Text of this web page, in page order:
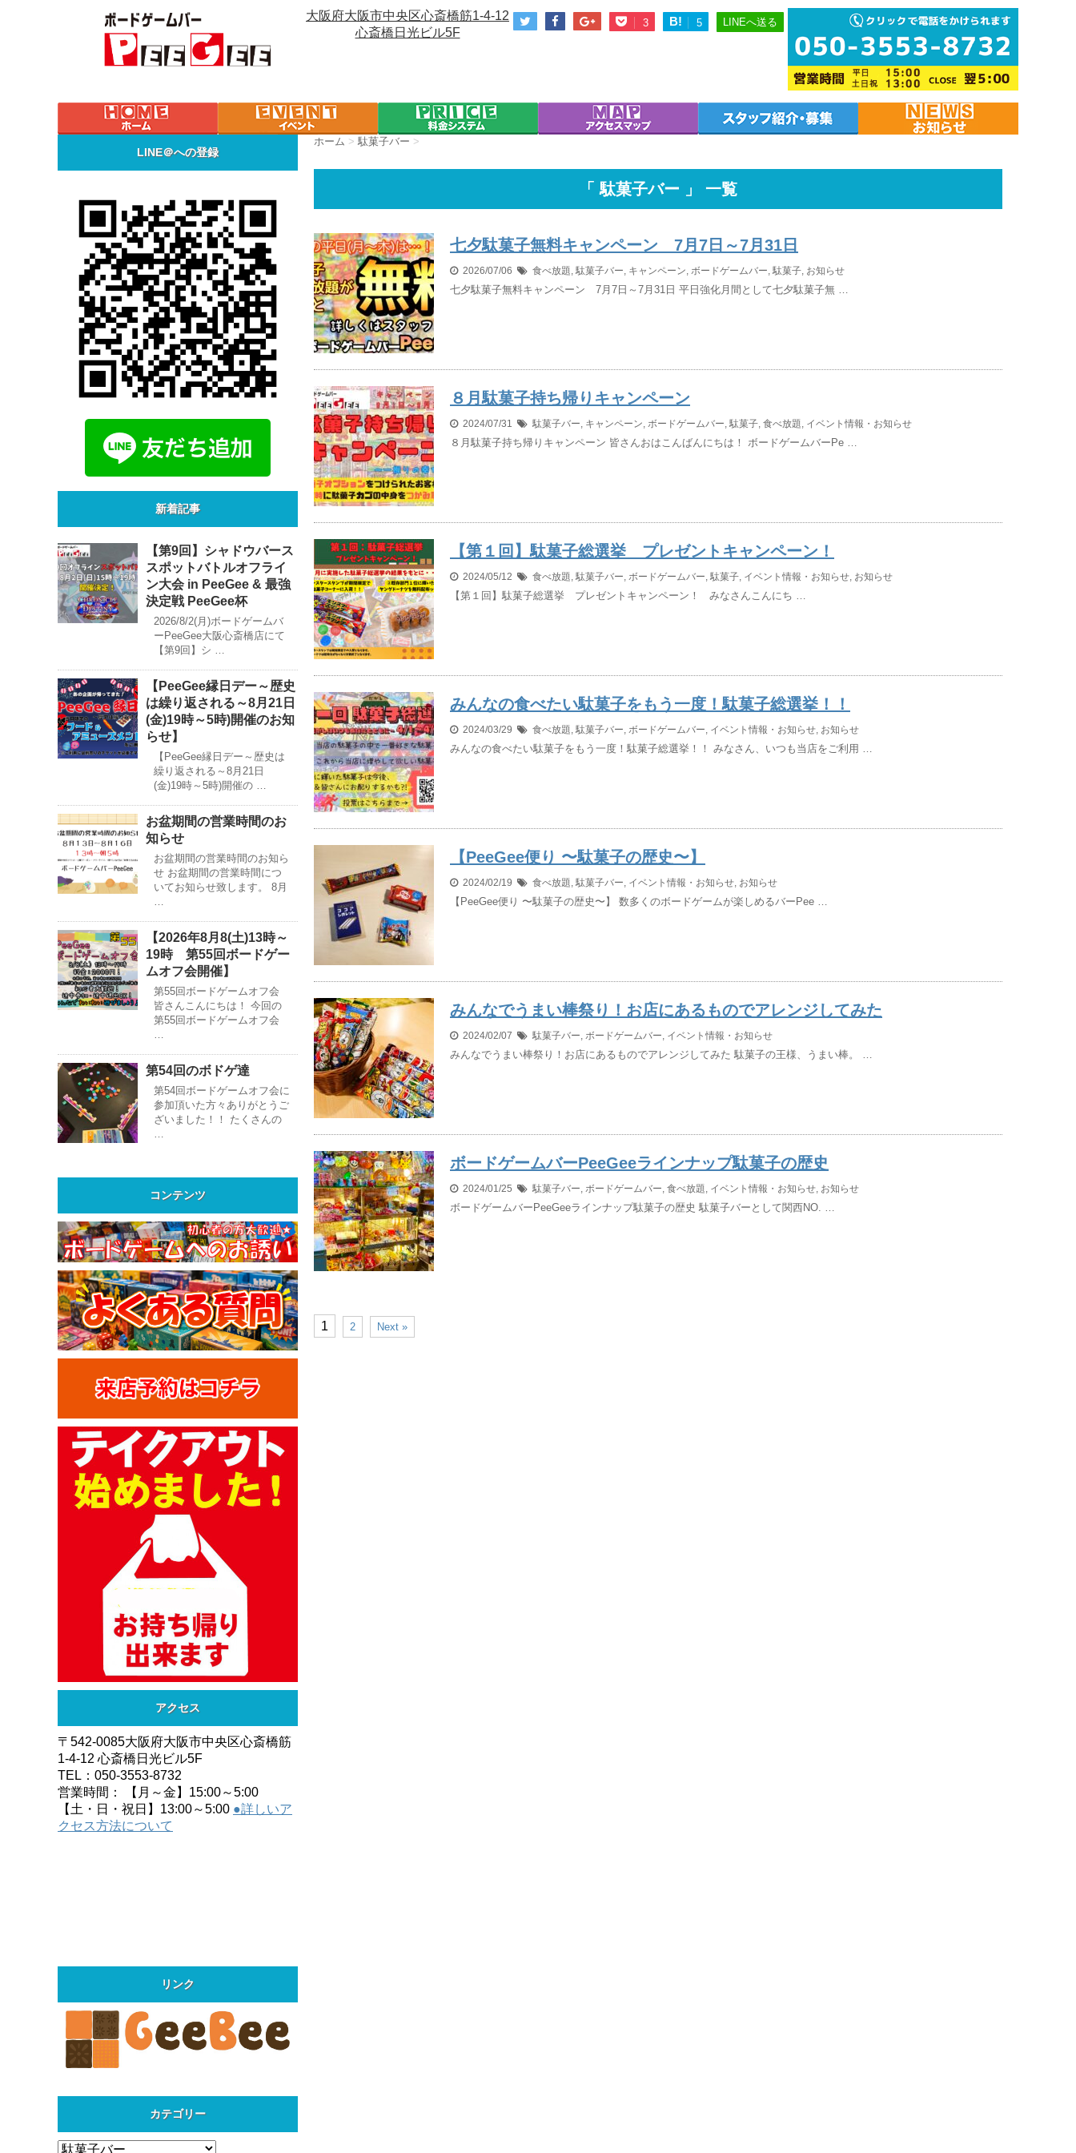
大阪府大阪市中央区心斎橋筋1-4-12
心斎橋日光ビル5F
3 B! 5 LINEへ送る
ホーム > 駄菓子バー >
「 駄菓子バー 」 一覧
七夕駄菓子無料キャンペーン 7月7日～7月31日
2026/07/06 食べ放題, 駄菓子バー, キャンペーン, ボードゲームバー, 駄菓子, お知らせ
七夕駄菓子無料キャンペーン 7月7日～7月31日 平日強化月間として七夕駄菓子無 …
８月駄菓子持ち帰りキャンペーン
2024/07/31 駄菓子バー, キャンペーン, ボードゲームバー, 駄菓子, 食べ放題, イベント情報・お知らせ
８月駄菓子持ち帰りキャンペーン 皆さんおはこんばんにちは！ ボードゲームバーPe …
【第１回】駄菓子総選挙 プレゼントキャンペーン！
2024/05/12 食べ放題, 駄菓子バー, ボードゲームバー, 駄菓子, イベント情報・お知らせ, お知らせ
【第１回】駄菓子総選挙 プレゼントキャンペーン！ みなさんこんにち …
みんなの食べたい駄菓子をもう一度！駄菓子総選挙！！
2024/03/29 食べ放題, 駄菓子バー, ボードゲームバー, イベント情報・お知らせ, お知らせ
みんなの食べたい駄菓子をもう一度！駄菓子総選挙！！ みなさん、いつも当店をご利用 …
【PeeGee便り 〜駄菓子の歴史〜】
2024/02/19 食べ放題, 駄菓子バー, イベント情報・お知らせ, お知らせ
【PeeGee便り 〜駄菓子の歴史〜】 数多くのボードゲームが楽しめるバーPee …
みんなでうまい棒祭り！お店にあるものでアレンジしてみた
2024/02/07 駄菓子バー, ボードゲームバー, イベント情報・お知らせ
みんなでうまい棒祭り！お店にあるものでアレンジしてみた 駄菓子の王様、うまい棒。 …
ボードゲームバーPeeGeeラインナップ駄菓子の歴史
2024/01/25 駄菓子バー, ボードゲームバー, 食べ放題, イベント情報・お知らせ, お知らせ
ボードゲームバーPeeGeeラインナップ駄菓子の歴史 駄菓子バーとして関西NO. …
1 2 Next »
LINE＠への登録
新着記事
【第9回】シャドウバース
スポットバトルオフライ
ン大会 in PeeGee & 最強
決定戦 PeeGee杯
2026/8/2(月)ボードゲームバ
ーPeeGee大阪心斎橋店にて
【第9回】シ …
【PeeGee縁日デー～歴史
は繰り返される～8月21日
(金)19時～5時)開催のお知
らせ】
【PeeGee縁日デー～歴史は
繰り返される～8月21日
(金)19時～5時)開催の …
お盆期間の営業時間のお
知らせ
お盆期間の営業時間のお知ら
せ お盆期間の営業時間につ
いてお知らせ致します。 8月
【2026年8月8(土)13時～
19時 第55回ボードゲー
ムオフ会開催】
第55回ボードゲームオフ会
皆さんこんにちは！ 今回の
第55回ボードゲームオフ会
第54回のボドゲ達
第54回ボードゲームオフ会に
参加頂いた方々ありがとうご
ざいました！！ たくさんの
コンテンツ
アクセス
〒542-0085大阪府大阪市中央区心斎橋筋
1-4-12 心斎橋日光ビル5F
TEL：050-3553-8732
営業時間： 【月～金】15:00～5:00
【土・日・祝日】13:00～5:00 ●詳しいア
クセス方法について
リンク
カテゴリー
カ